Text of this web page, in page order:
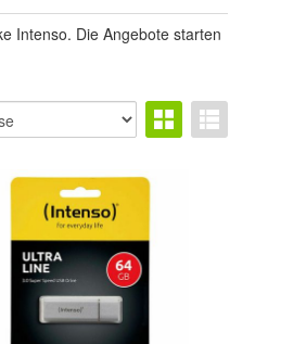
Intenso. Die Angebote starten